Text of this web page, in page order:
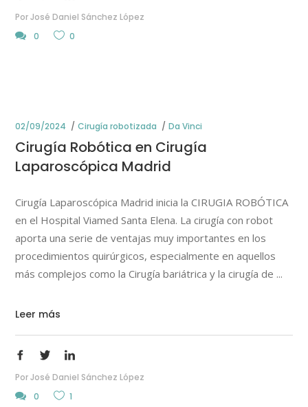
PorJosé Daniel Sánchez López
0
0
02/09/2024 Cirugía robotizada Da Vinci
Cirugía Robótica en Cirugía
Laparoscópica Madrid
Cirugía Laparoscópica Madrid inicia la CIRUGIA ROBÓTICA
en el Hospital Viamed Santa Elena. La cirugía con robot
aporta una serie de ventajas muy importantes en los
procedimientos quirúrgicos, especialmente en aquellos
más complejos como la Cirugía bariátrica y la cirugía de
Leer más
PorJosé Daniel Sánchez López
0
1